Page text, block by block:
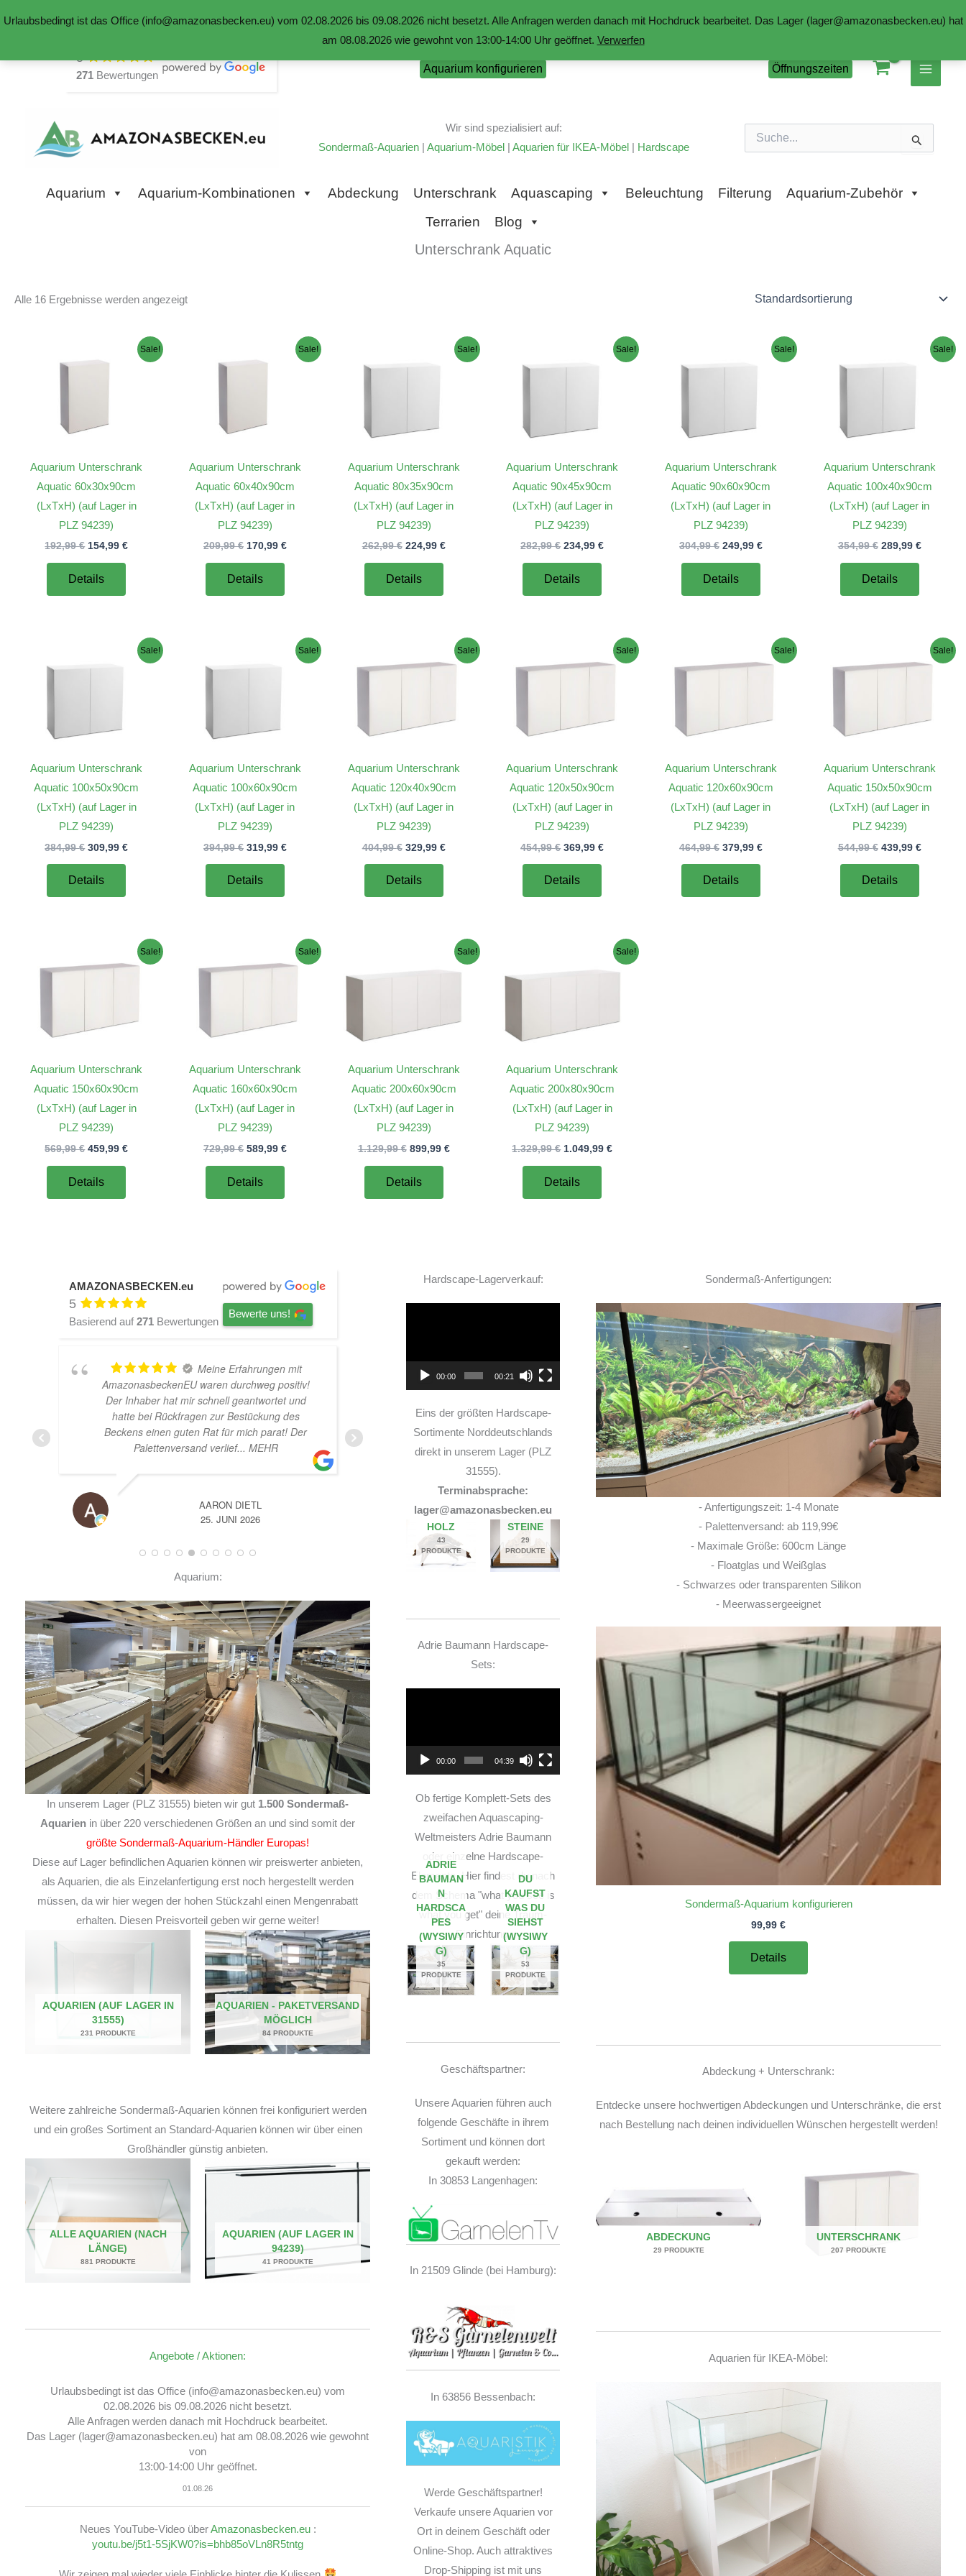
Urlaubsbedingt ist das Office (info@amazonasbecken.eu) vom 02.08.2026 bis 09.08.2026 nicht besetzt. Alle Anfragen werden danach mit Hochdruck bearbeitet. Das Lager (lager@amazonasbecken.eu) hat
am 08.08.2026 wie gewohnt von 13:00-14:00 Uhr geöffnet. Verwerfen
5
271 Bewertungen
Aquarium konfigurieren Öffnungszeiten
Wir sind spezialisiert auf:
Sondermaß-Aquarien | Aquarium-Möbel | Aquarien für IKEA-Möbel | Hardscape
nach:
Aquarium Aquarium-Kombinationen Abdeckung Unterschrank Aquascaping Beleuchtung Filterung
Aquarium-Zubehör
Terrarien
Blog
Unterschrank Aquatic
Alle 16 Ergebnisse werden angezeigt
Sale!
Aquarium Unterschrank
Aquatic 60x30x90cm
(LxTxH) (auf Lager in
PLZ 94239)
192,99€ Ursprünglicher
192,99 €
154,99€Aktueller
Details
Sale!
Aquarium Unterschrank
Aquatic 60x40x90cm
(LxTxH) (auf Lager in
PLZ 94239)
209,99€ Ursprünglicher
209,99 €
170,99 €Aktueller
Details
Sale!
Aquarium Unterschrank
Aquatic 80x35x90cm
(LxTxH) (auf Lager in
PLZ 94239)
262,99€ Ursprünglicher
262,99 €
224,99 €Aktueller
Details
Sale!
Aquarium Unterschrank
Aquatic 90x45x90cm
(LxTxH) (auf Lager in
PLZ 94239)
282,99€ Ursprünglicher
282,99 €
234,99€Aktueller
Details
Sale!
Aquarium Unterschrank
Aquatic 90x60x90cm
(LxTxH) (auf Lager in
PLZ 94239)
304,99€ Ursprünglicher
304,99 €
249,99 €Aktueller
Details
Sale!
Aquarium Unterschrank
Aquatic 100x40x90cm
(LxTxH) (auf Lager in
PLZ 94239)
354,99€ Ursprünglicher
354,99 €
289,99 €Aktueller
Details
Sale!
Aquarium Unterschrank
Aquatic 100x50x90cm
(LxTxH) (auf Lager in
PLZ 94239)
384,99€ Ursprünglicher
384,99 €
309,99€Aktueller
Details
Sale!
Aquarium Unterschrank
Aquatic 100x60x90cm
(LxTxH) (auf Lager in
PLZ 94239)
394,99€ Ursprünglicher
394,99 €
319,99 €Aktueller
Details
Sale!
Aquarium Unterschrank
Aquatic 120x40x90cm
(LxTxH) (auf Lager in
PLZ 94239)
404,99€ Ursprünglicher
404,99 €
329,99 €Aktueller
Details
Sale!
Aquarium Unterschrank
Aquatic 120x50x90cm
(LxTxH) (auf Lager in
PLZ 94239)
454,99€ Ursprünglicher
454,99 €
369,99€Aktueller
Details
Sale!
Aquarium Unterschrank
Aquatic 120x60x90cm
(LxTxH) (auf Lager in
PLZ 94239)
464,99€ Ursprünglicher
464,99 €
379,99 €Aktueller
Details
Sale!
Aquarium Unterschrank
Aquatic 150x50x90cm
(LxTxH) (auf Lager in
PLZ 94239)
544,99€ Ursprünglicher
544,99 €
439,99 €Aktueller
Details
Sale!
Aquarium Unterschrank
Aquatic 150x60x90cm
(LxTxH) (auf Lager in
PLZ 94239)
569,99€ Ursprünglicher
569,99 €
459,99€Aktueller
Details
Sale!
Aquarium Unterschrank
Aquatic 160x60x90cm
(LxTxH) (auf Lager in
PLZ 94239)
729,99€ Ursprünglicher
729,99 €
589,99 €Aktueller
Details
Sale!
Aquarium Unterschrank
Aquatic 200x60x90cm
(LxTxH) (auf Lager in
PLZ 94239)
1.129,99€ Ursprünglicher
1.129,99 €
899,99 €Aktueller
Details
Sale!
Aquarium Unterschrank
Aquatic 200x80x90cm
(LxTxH) (auf Lager in
PLZ 94239)
1.329,99€ Ursprünglicher
1.329,99 €
1.049,99€Aktueller
Details
AMAZONASBECKEN.eu
5
Basierend auf 271 Bewertungen
Bewerte uns!
Meine Erfahrungen mit
AmazonasbeckenEU waren durchweg positiv!
Der Inhaber hat mir schnell geantwortet und
hatte bei Rückfragen zur Bestückung des
Beckens einen guten Rat für mich parat! Der
Palettenversand verlief... MEHR
AARON DIETL
25. JUNI 2026
TOP Hardscape im Laden
und sehr nette Beratung! Ich bin super Glücklich
A
14. JUNI 2026
Ich habe vor einem Jahr zwei
Rochen hier erworben. Von Anfang bis Ende
habe ich eine super kompetente und ehrliche
Beratung erhalten! Auch im Nachgang bei
Fragen, habe ich immer
... MEHR
LISA ROHRLACHE
10. JUNI 2026
Aquarium:
In unserem Lager (PLZ 31555) bieten wir gut 1.500 Sondermaß-
Aquarien in über 220 verschiedenen Größen an und sind somit der
größte Sondermaß-Aquarium-Händler Europas!
Diese auf Lager befindlichen Aquarien können wir preiswerter anbieten,
als Aquarien, die als Einzelanfertigung erst noch hergestellt werden
müssen, da wir hier wegen der hohen Stückzahl einen Mengenrabatt
erhalten. Diesen Preisvorteil geben wir gerne weiter!
AQUARIEN (AUF LAGER IN
31555)
231 PRODUKTE
AQUARIEN - PAKETVERSAND
MÖGLICH
84 PRODUKTE
Weitere zahlreiche Sondermaß-Aquarien können frei konfiguriert werden
und ein großes Sortiment an Standard-Aquarien können wir über einen
Großhändler günstig anbieten.
ALLE AQUARIEN (NACH
LÄNGE)
881 PRODUKTE
AQUARIEN (AUF LAGER IN
94239)
41 PRODUKTE
Angebote / Aktionen:
Urlaubsbedingt ist das Office (info@amazonasbecken.eu) vom
02.08.2026 bis 09.08.2026 nicht besetzt.
Alle Anfragen werden danach mit Hochdruck bearbeitet.
Das Lager (lager@amazonasbecken.eu) hat am 08.08.2026 wie gewohnt
von
13:00-14:00 Uhr geöffnet.
01.08.26
Neues YouTube-Video überAmazonasbecken.eu:
youtu.be/j5t1-5SjKW0?is=bhb85oVLn8R5tntg
Hardscape-Lagerverkauf:
00:00 00:21
Eins der größten Hardscape-
Sortimente Norddeutschlands
direkt in unserem Lager (PLZ
31555).
Terminabsprache:
lager@amazonasbecken.eu
HOLZ
43
PRODUKTE
STEINE
29
PRODUKTE
Adrie Baumann Hardscape-
Sets:
00:00 04:39
Ob fertige Komplett-Sets des
zweifachen Aquascaping-
Weltmeisters Adrie Baumann
oder einzelne Hardscape-
Elemente. Hier findest du nach
dem Schema "what you see is
what you get" deine Traum-
Einrichtung.
ADRIE
BAUMAN
N
HARDSCA
PES
(WYSIWY
G)
35
PRODUKTE
DU
KAUFST
WAS DU
SIEHST
(WYSIWY
G)
53
PRODUKTE
Geschäftspartner:
Unsere Aquarien führen auch
folgende Geschäfte in ihrem
Sortiment und können dort
gekauft werden:
In 30853 Langenhagen:
In 21509 Glinde (bei Hamburg):
In 63856 Bessenbach:
Werde Geschäftspartner!
Verkaufe unsere Aquarien vor
Ort in deinem Geschäft oder
Online-Shop. Auch attraktives
Drop-Shipping ist mit uns
Sondermaß-Anfertigungen:
- Anfertigungszeit: 1-4 Monate
- Palettenversand: ab 119,99€
- Maximale Größe: 600cm Länge
- Floatglas und Weißglas
- Schwarzes oder transparenten Silikon
- Meerwassergeeignet
Sondermaß-Aquarium konfigurieren
99,99 €
Details
Abdeckung + Unterschrank:
Entdecke unsere hochwertigen Abdeckungen und Unterschränke, die erst
nach Bestellung nach deinen individuellen Wünschen hergestellt werden!
ABDECKUNG
29 PRODUKTE
UNTERSCHRANK
207 PRODUKTE
Aquarien für IKEA-Möbel: